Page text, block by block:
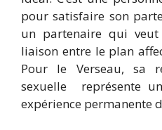
pour satisfaire son
un partenaire qui
liaison entre le plan
Pour le Verseau, sa
sexuelle représente
expérience permanente